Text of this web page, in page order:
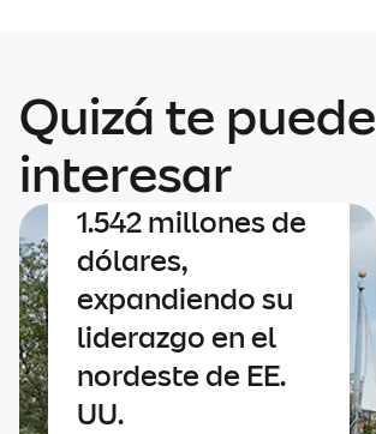
Quizá te puede
interesar
un acuerdo para
adquirir Safety
Insurance por
1.542 millones de
dólares,
expandiendo su
liderazgo en el
nordeste de EE.
UU.